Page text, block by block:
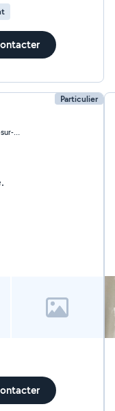
Particulier
Martigné-sur-Mayenne (Martigné-sur-Mayenne)